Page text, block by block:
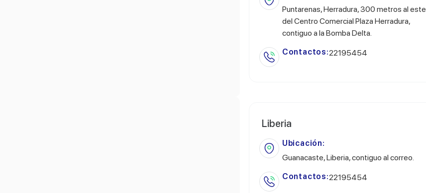
Puntarenas, Herradura, 300 metros al este
del Centro Comercial Plaza Herradura,
contiguo a la Bomba Delta.
Contactos:22195454
Liberia
Ubicación:
Guanacaste, Liberia, contiguo al correo.
Contactos:22195454